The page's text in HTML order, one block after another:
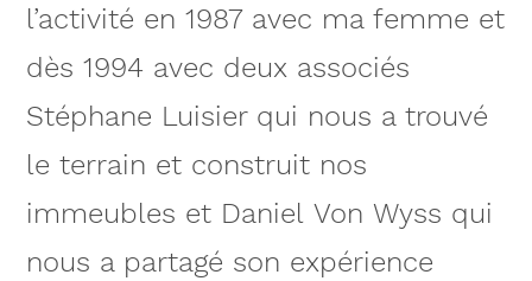
l’activité en 1987 avec ma femme et
dès 1994 avec deux associés
Stéphane Luisier qui nous a trouvé
le terrain et construit nos
immeubles et Daniel Von Wyss qui
nous a partagé son expérience